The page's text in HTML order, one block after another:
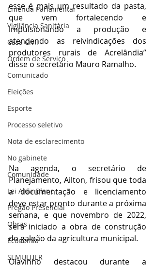
Emenda Parlamentar
Vigilância Sanitária
Casa Civil
Ordem de Serviço
Comunicado
Eleições
Esporte
Processo seletivo
Nota de esclarecimento
No gabinete
Comunidade
Lei Aldir Blanc
Pregão Presencial
Obras
Economia
SEMULHER
esse é mais um resultado da pasta,
que vem fortalecendo e
impulsionando a produção e
atendendo as reivindicações dos
produtores rurais de Acrelândia”
disse o secretário Mauro Ramalho.
Na agenda, o secretário de
Planejamento, Ailton, frisou que toda
a documentação e licenciamento
deve estar pronto durante a próxima
semana, e que novembro de 2022,
será iniciado a obra de construção
do galpão da agricultura municipal.
Olavinho destacou durante a